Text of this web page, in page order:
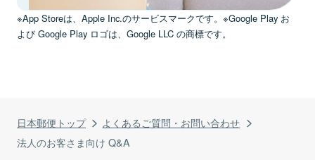
日本郵便トップ
よくあるご質問・お問い合わせ
法人のお客さま向け Q&A
※App Storeは、Apple Inc.のサービスマークです。※Google Play お
よび Google Play ロゴは、Google LLC の商標です。